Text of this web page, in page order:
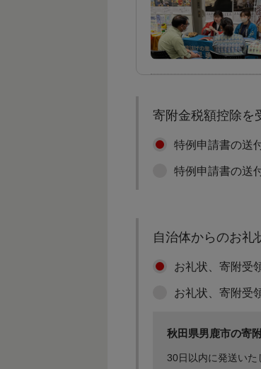
寄附金税額控除を
特例申請書の送
特例申請書の送
自治体からのお礼
お礼状、寄附受
お礼状、寄附受
秋田県男鹿市の寄
30日以内に発送いた